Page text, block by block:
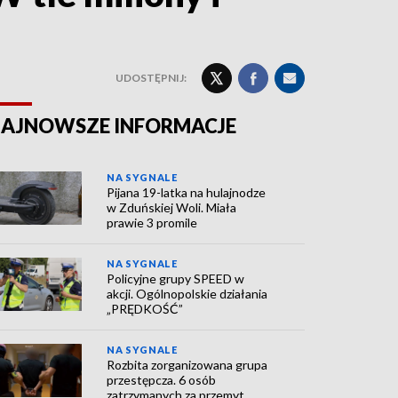
UDOSTĘPNIJ:
INFORMACJE
NA SYGNALE
Pijana 19-latka na hulajnodze
w Zduńskiej Woli. Miała
prawie 3 promile
NA SYGNALE
Policyjne grupy SPEED w
akcji. Ogólnopolskie działania
„PRĘDKOŚĆ”
NA SYGNALE
Rozbita zorganizowana grupa
przestępcza. 6 osób
zatrzymanych za przemyt